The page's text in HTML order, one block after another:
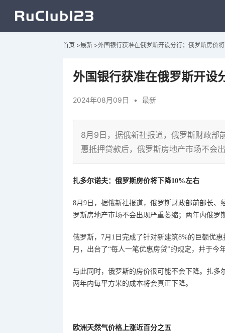
首页 >最新 >外国银行获准在俄罗斯开设分行；俄罗斯房价
外国银行获准在俄罗斯开设
2024年08月09日 • 最新
8月9日，据俄新社报道，俄罗斯财政部
惠抵押贷款后，俄罗斯房地产市场不会
扎多尔诺夫：俄罗斯房价将下降10%左右
8月9日，据俄新社报道，俄罗斯财政部前部长
罗斯房地产市场不会出现严重萎缩；两年内俄罗
俄罗斯， 7月1日完成了针对新建筑8%的巨额优
月，出台了“每人一笔优惠房贷”的规定，并于今
与此同时，俄罗斯的房价很可能不会下降。扎
两年内每平方米的成本将会真正下降。
欧洲天然气价格上涨近百分之五